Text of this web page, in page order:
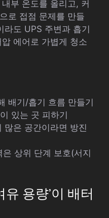
부 온도를 올리고, 커
로 접점 문제를 만들
라도 UPS 주변과 흡기
에어로 가볍게 청소
배기/흡기 흐름 만들기
있는 곳 피하기
많은 공간이라면 방진
상위 단계 보호(서지
유 용량’이 배터